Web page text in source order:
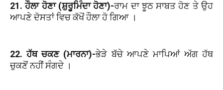
21. ਹੌਲਾ ਹੋਣਾ (ਸ਼ੁਰੂਮਿੰਦਾ ਹੋਣਾ)-ਰਾਮ ਦਾ ਝੂਠ ਸਾਬਤ ਹੋਣ ਤੇ ਉਹ
ਆਪਣੇ ਦੋਸਤਾਂ ਵਿਚ ਕੱਖੋਂ ਹੌਲਾ ਹੋ ਗਿਆ ।
22. ਹੱਥ ਚਕਣ (ਮਾਰਨਾ)-ਭੇੜੇ ਬੱਚੇ ਆਪਣੇ ਮਾਪਿਆਂ ਅੱਗ ਹੱਥ
ਚੁਕਣੋਂ ਨਹੀਂ ਸੰਗਦੇ ।